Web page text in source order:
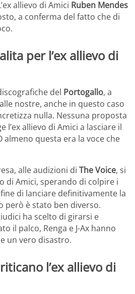
allievo di Amici Ruben Mendes
a conferma del fatto che di
per l’ex allievo di
del Portogallo, a
nostre, anche in questo caso
nulla. Nessuna proposta
l’ex allievo di Amici a lasciare il
almeno questa era la voce che
alle audizioni di The Voice, si
di Amici, sperando di colpire i
di lanciare definitivamente la
però è stato ben diverso.
ha scelto di girarsi e
il palco, Renga e J-Ax hanno
un vero disastro.
l’ex allievo di